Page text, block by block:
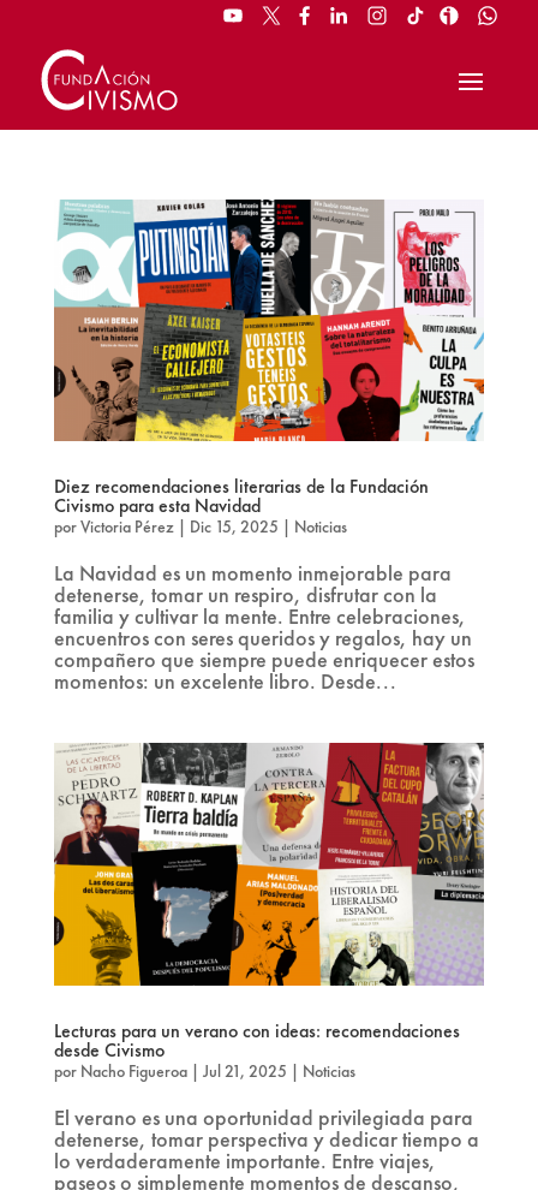
Diez recomendaciones literarias de la Fundación
Civismo para esta Navidad
porVictoria Pérez| Dic 15, 2025 Noticias
La Navidad es un momento inmejorable para
detenerse, tomar un respiro, disfrutar con la
familia y cultivar la mente. Entre celebraciones,
encuentros con seres queridos y regalos, hay un
compañero que siempre puede enriquecer estos
momentos: un excelente libro. Desde...
Lecturas para un verano con ideas: recomendaciones
desde Civismo
por Nacho Figueroa| Jul 21, 2025 | Noticias
El verano es una oportunidad privilegiada para
detenerse, tomar perspectiva y dedicar tiempo a
lo verdaderamente importante. Entre viajes,
paseos o simplemente momentos de descanso,